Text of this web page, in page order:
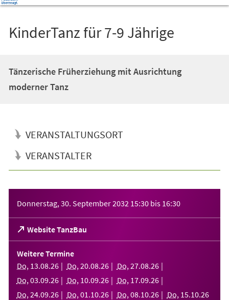
KinderTanz für 7-9 Jährige
Tänzerische Früherziehung mit Ausrichtung
moderner Tanz
VERANSTALTUNGSORT
VERANSTALTER
Donnerstag, 30. September 2032 15:30 bis 16:30
Website TanzBau
(Öffnet
in
einem
neuen
Tab)
Weitere Termine
Do, 13.08.26 Do, 20.08.26 Do, 27.08.26
Do, 03.09.26 Do, 10.09.26 Do, 17.09.26
Do, 24.09.26 Do, 01 .10.26 Do, 08.10.26 Do, 15.10.26